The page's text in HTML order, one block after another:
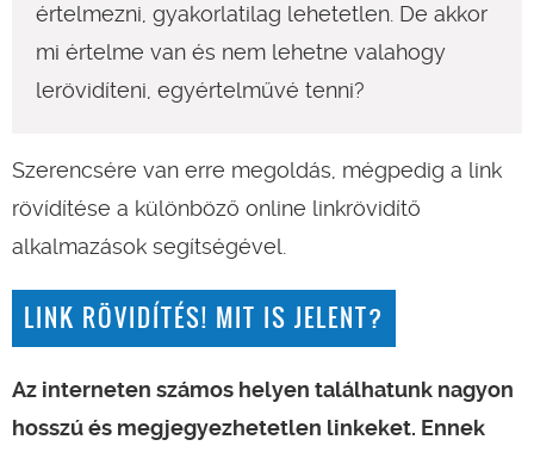
értelmezni, gyakorlatilag lehetetlen. De akkor
mi értelme van és nem lehetne valahogy
lerövidíteni, egyértelművé tenni?
Szerencsére van erre megoldás, mégpedig a link
rövídítése a különböző online linkrövidítő
alkalmazások segítségével.
LINK RÖVIDÍTÉS! MIT IS JELENT?
Az interneten számos helyen találhatunk nagyon
hosszú és megjegyezhetetlen linkeket. Ennek